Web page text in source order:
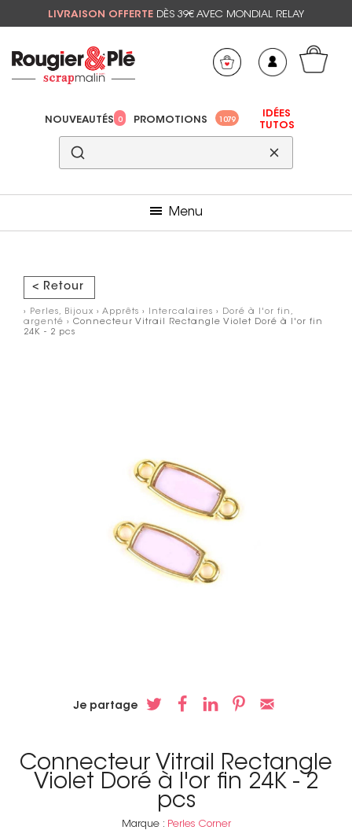
LIVRAISON OFFERTE DÈS 39€ AVEC MONDIAL RELAY
NOUVEAUTÉS 0 PROMOTIONS 1079
IDÉES
TUTOS
Menu
< Retour
› Perles, Bijoux › Apprêts › Intercalaires › Doré à l'or fin,
argenté › Connecteur Vitrail Rectangle Violet Doré à l'or fin
24K - 2 pcs
Je partage
Connecteur Vitrail Rectangle
Violet Doré à l'or fin 24K - 2
pcs
Marque : Perles Corner